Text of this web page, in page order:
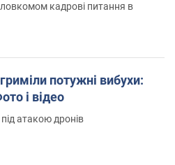
кадрові питання в
потужні вибухи:
і відео
атакою дронів